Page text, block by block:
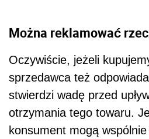
Można reklamować
Oczywiście, jeżeli
sprzedawca też
stwierdzi wadę przed
otrzymania tego towaru.
konsument mogą